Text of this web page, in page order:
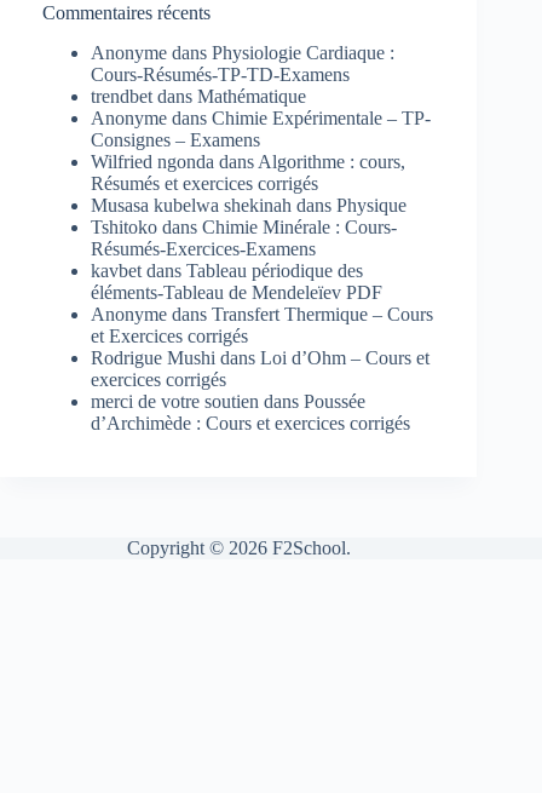
Commentaires récents
Anonyme dans Physiologie Cardiaque :
Cours-Résumés-TP-TD-Examens
trendbet dans Mathématique
Anonyme dans Chimie Expérimentale – TP-
Consignes – Examens
Wilfried ngonda dans Algorithme : cours,
Résumés et exercices corrigés
Musasa kubelwa shekinah dans Physique
Tshitoko dans Chimie Minérale : Cours-
Résumés-Exercices-Examens
kavbet dans Tableau périodique des
éléments-Tableau de Mendeleïev PDF
Anonyme dans Transfert Thermique – Cours
et Exercices corrigés
Rodrigue Mushi dans Loi d’Ohm – Cours et
exercices corrigés
merci de votre soutien dans Poussée
d’Archimède : Cours et exercices corrigés
Copyright © 2026 F2School.